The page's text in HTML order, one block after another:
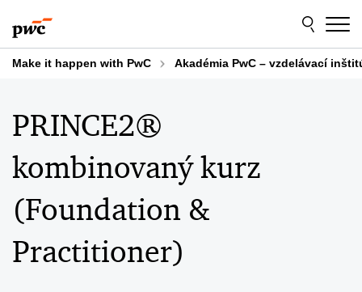
to
content
to
footer
Make it happen with PwC Akadémia PwC – vzdelávací
PRINCE2®
kombinovaný kurz
(Foundation &
Practitioner)